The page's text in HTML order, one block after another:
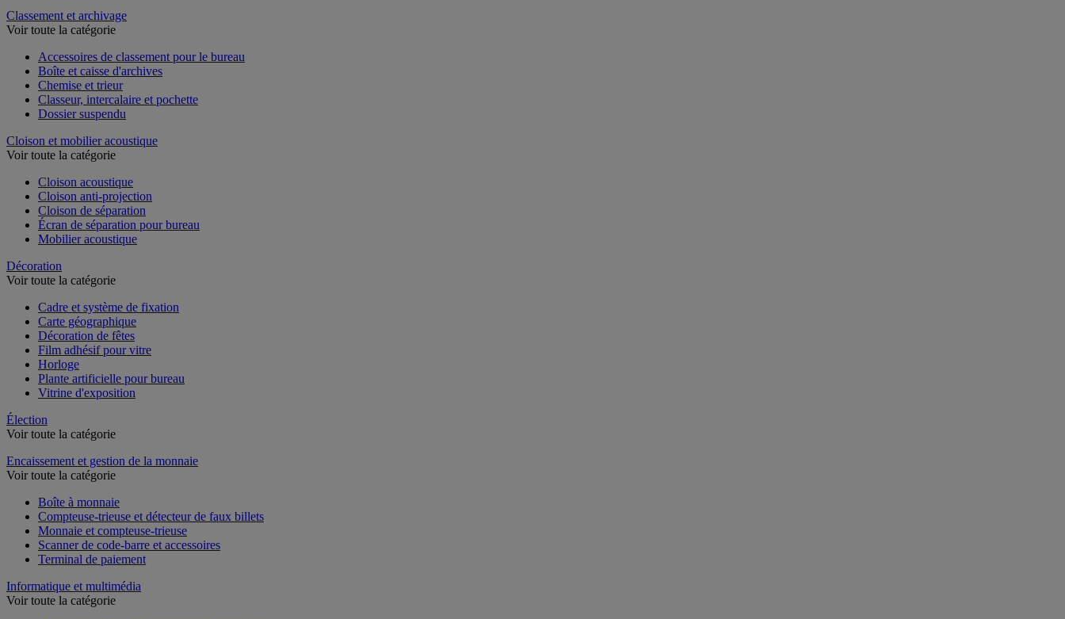
Classement et archivage
Voir toute la catégorie
Accessoires de classement pour le bureau
Boîte et caisse d'archives
Chemise et trieur
Classeur, intercalaire et pochette
Dossier suspendu
Cloison et mobilier acoustique
Voir toute la catégorie
Cloison acoustique
Cloison anti-projection
Cloison de séparation
Écran de séparation pour bureau
Mobilier acoustique
Décoration
Voir toute la catégorie
Cadre et système de fixation
Carte géographique
Décoration de fêtes
Film adhésif pour vitre
Horloge
Plante artificielle pour bureau
Vitrine d'exposition
Élection
Voir toute la catégorie
Encaissement et gestion de la monnaie
Voir toute la catégorie
Boîte à monnaie
Compteuse-trieuse et détecteur de faux billets
Monnaie et compteuse-trieuse
Scanner de code-barre et accessoires
Terminal de paiement
Informatique et multimédia
Voir toute la catégorie